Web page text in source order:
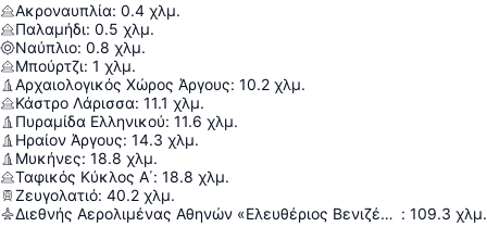
Ακροναυπλία: 0.4 χλμ.
Παλαμήδι: 0.5 χλμ.
Ναύπλιο: 0.8 χλμ.
Μπούρτζι: 1 χλμ.
Αρχαιολογικός Χώρος Άργους: 10.2 χλμ.
Κάστρο Λάρισσα: 11.1 χλμ.
Πυραμίδα Ελληνικού: 11.6 χλμ.
Ηραίον Άργους: 14.3 χλμ.
Μυκήνες: 18.8 χλμ.
Ταφικός Κύκλος Α΄: 18.8 χλμ.
Ζευγολατιό: 40.2 χλμ.
Διεθνής Αερολιμένας Αθηνών «Ελευθέριος Βενιζέλος» : 109.3 χλμ.